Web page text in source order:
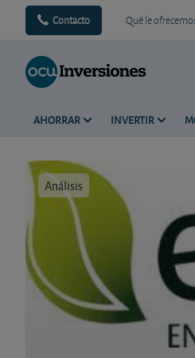
Contacto Qué le
AHORRAR INVERTIR
Análisis